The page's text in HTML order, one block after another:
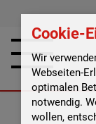
Cookie-
Wir
Webseiten-
optimalen
notwendig.
wollen,